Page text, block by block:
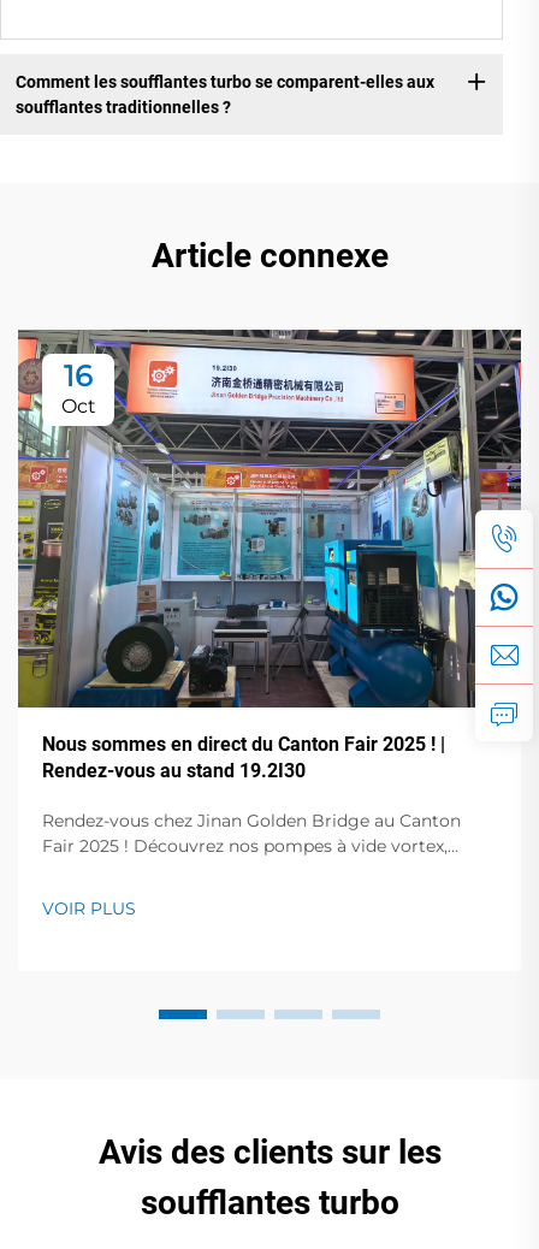
Comment les soufflantes turbo se comparent-elles aux
soufflantes traditionnelles ?
Article connexe
16
Oct
Nous sommes en direct du Canton Fair 2025 ! |
Rendez-vous au stand 19.2I30
Rendez-vous chez Jinan Golden Bridge au Canton
Fair 2025 ! Découvrez nos pompes à vide vortex,
plus encore. Démonstrations en direct au stand
VOIR PLUS
Avis des clients sur les
soufflantes turbo